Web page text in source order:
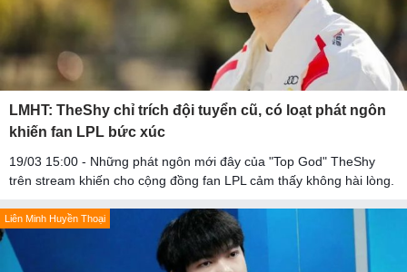
LMHT: TheShy chỉ trích đội tuyển cũ, có loạt phát ngôn
khiến fan LPL bức xúc
19/03 15:00 - Những phát ngôn mới đây của "Top God" TheShy
trên stream khiến cho cộng đồng fan LPL cảm thấy không hài lòng.
Liên Minh Huyền Thoại